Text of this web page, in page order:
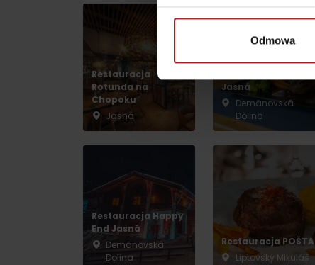
Odmowa
KAMERY
Jasná Nízke Tatry
Chopok w zimę
według pory roku
WYKAZ ATRAKCJI DLA DZIECI
Restauracja
Rotunda na
Chopoku
Jasná
Jasná
Demänovská
Dolina
Restauracja Happy
End Jasná
Demänovská
Dolina
Restauracja POŠTA
Liptovský Mikuláš